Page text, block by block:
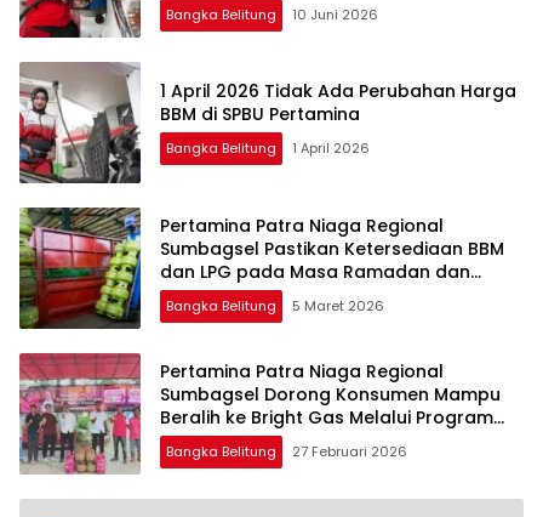
Bangka Belitung 10 Juni 2026
1 April 2026 Tidak Ada Perubahan Harga
BBM di SPBU Pertamina
Bangka Belitung 1 April 2026
Pertamina Patra Niaga Regional
Sumbagsel Pastikan Ketersediaan BBM
dan LPG pada Masa Ramadan dan
Menjelang Idulfitri
Bangka Belitung 5 Maret 2026
Pertamina Patra Niaga Regional
Sumbagsel Dorong Konsumen Mampu
Beralih ke Bright Gas Melalui Program
Trade In di Belitung Timur
Bangka Belitung 27 Februari 2026